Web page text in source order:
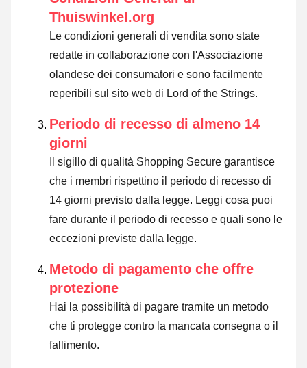
Thuiswinkel.org
Le condizioni generali di vendita sono state
redatte in collaborazione con l'Associazione
olandese dei consumatori e sono facilmente
reperibili sul sito web di Lord of the Strings.
Periodo di recesso di almeno 14
giorni
Il sigillo di qualità Shopping Secure garantisce
che i membri rispettino il periodo di recesso di
14 giorni previsto dalla legge. Leggi cosa puoi
fare durante il periodo di recesso e quali sono le
eccezioni previste dalla legge.
Metodo di pagamento che offre
protezione
Hai la possibilità di pagare tramite un metodo
che ti protegge contro la mancata consegna o il
fallimento.